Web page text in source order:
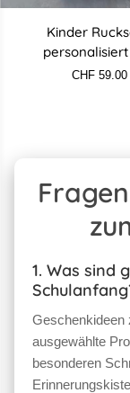
personalisiert
Kinder
CHF 59.00
1. Was sind
Geschenkideen
ausgewählte
besonderen